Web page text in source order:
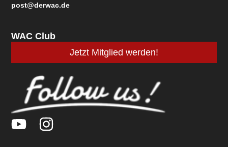
post@derwac.de
WAC Club
Jetzt Mitglied werden!
Y
I